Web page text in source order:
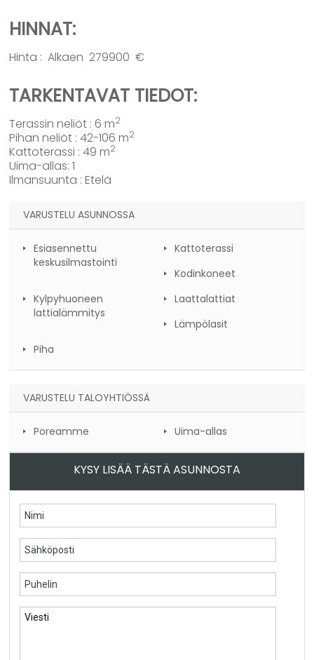
HINNAT:
Hinta : Alkaen 279900 €
TARKENTAVAT TIEDOT:
Terassin neliöt : 6 m2
Pihan neliöt : 42-106 m2
Kattoterassi : 49 m2
Uima-allas: 1
Ilmansuunta : Etelä
VARUSTELU ASUNNOSSA
Esiasennettu
keskusilmastointi
Kattoterassi
Kodinkoneet
Kylpyhuoneen
lattialämmitys
Laattalattiat
Lämpölasit
Piha
VARUSTELU TALOYHTIÖSSÄ
Poreamme Uima-allas
KYSY LISÄÄ TÄSTÄ ASUNNOSTA